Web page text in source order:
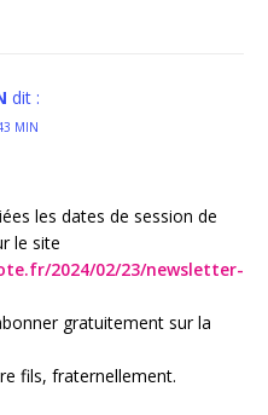
dit :
MIN
les dates de session de
le site
2024/02/23/newsletter-
gratuitement sur la
fils, fraternellement.